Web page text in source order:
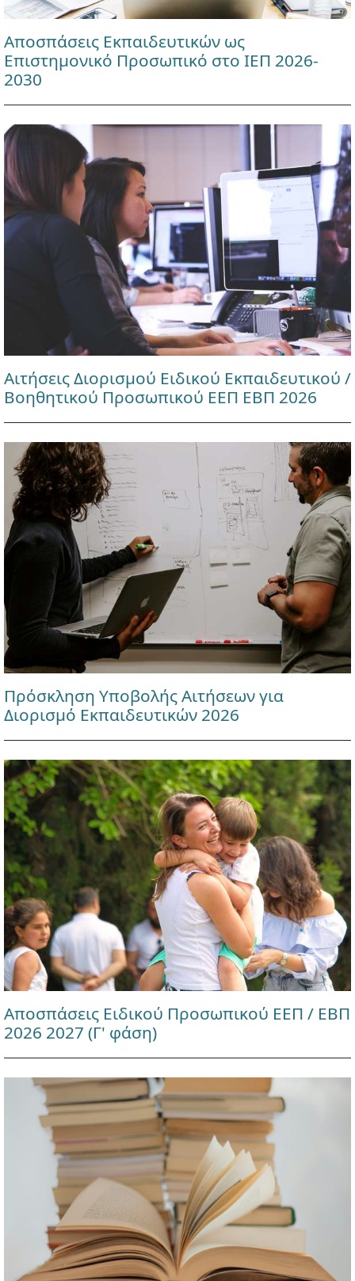
Αποσπάσεις Εκπαιδευτικών ως
Επιστημονικό Προσωπικό στο ΙΕΠ 2026-
2030
Αιτήσεις Διορισμού Ειδικού Εκπαιδευτικού /
Βοηθητικού Προσωπικού ΕΕΠ ΕΒΠ 2026
Πρόσκληση Υποβολής Αιτήσεων για
Διορισμό Εκπαιδευτικών 2026
Αποσπάσεις Ειδικού Προσωπικού ΕΕΠ / ΕΒΠ
2026 2027 (Γ' φάση)